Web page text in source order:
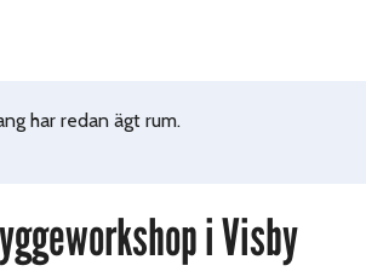
har redan ägt rum.
i Visby